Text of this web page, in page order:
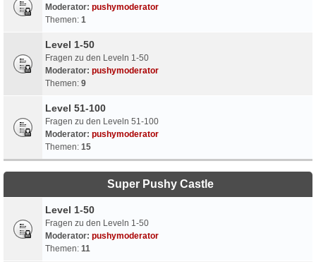
Moderator: pushymoderator
Themen: 1
Level 1-50
Fragen zu den Leveln 1-50
Moderator: pushymoderator
Themen: 9
Level 51-100
Fragen zu den Leveln 51-100
Moderator: pushymoderator
Themen: 15
Super Pushy Castle
Level 1-50
Fragen zu den Leveln 1-50
Moderator: pushymoderator
Themen: 11